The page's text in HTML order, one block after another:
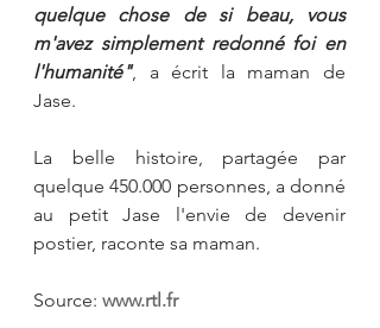
quelque chose de si beau, vous
m'avez simplement redonné foi en
l'humanité", a écrit la maman de
Jase.
La belle histoire, partagée par
quelque 450.000 personnes, a donné
au petit Jase l'envie de devenir
postier, raconte sa maman.
Source: www.rtl.fr